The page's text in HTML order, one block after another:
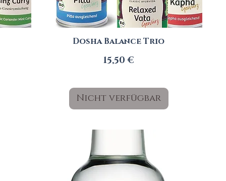
Dosha Balance Trio
Preis
15,50 €
Nicht verfügbar